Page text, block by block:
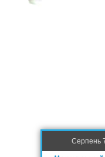
Серпень